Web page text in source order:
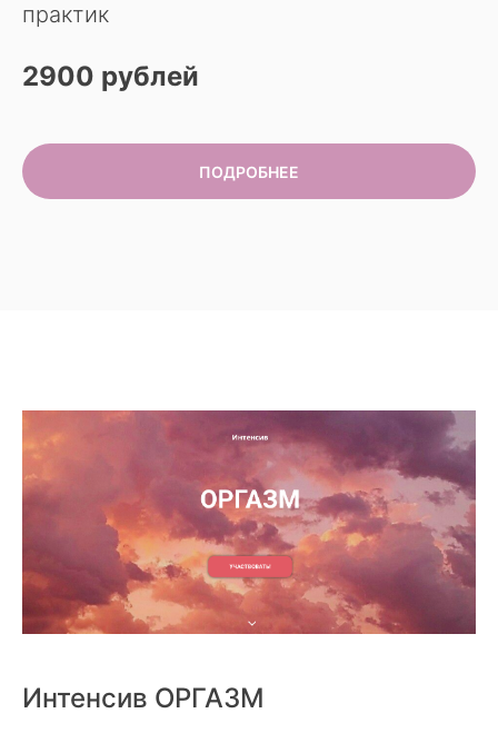
практик
2900 рублей
ПОДРОБНЕЕ
Интенсив ОРГАЗМ